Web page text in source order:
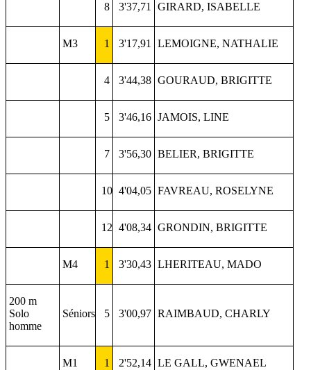
8 3'37,71 GIRARD, ISABELLE
M3 1 3'17,91 LEMOIGNE, NATHALIE
4 3'44,38 GOURAUD, BRIGITTE
5 3'46,16 JAMOIS, LINE
7 3'56,30 BELIER, BRIGITTE
10 4'04,05 FAVREAU, ROSELYNE
12 4'08,34 GRONDIN, BRIGITTE
M4 1 3'30,43 LHERITEAU, MADO
200 m
Solo
homme
Séniors 5 3'00,97 RAIMBAUD, CHARLY
M1 1 2'52,14 LE GALL, GWENAEL